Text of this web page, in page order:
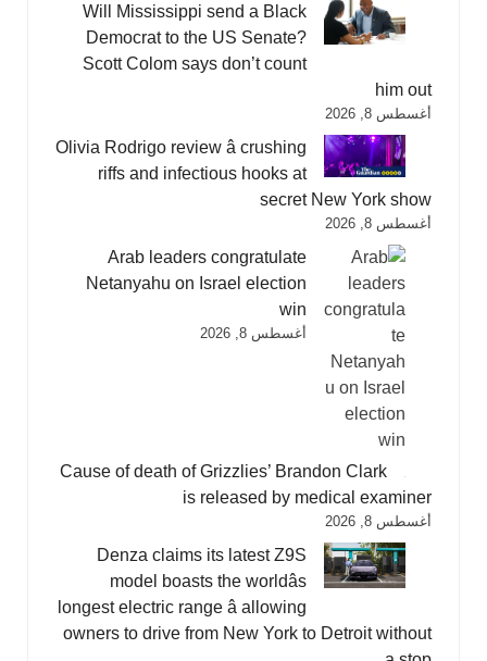
Will Mississippi send a Black
Democrat to the US Senate?
Scott Colom says don’t count
him out
أغسطس 8, 2026
Olivia Rodrigo review â crushing
riffs and infectious hooks at
secret New York show
أغسطس 8, 2026
Arab leaders congratulate
Netanyahu on Israel election
win
أغسطس 8, 2026
Cause of death of Grizzlies’ Brandon Clark
is released by medical examiner
أغسطس 8, 2026
Denza claims its latest Z9S
model boasts the worldâs
longest electric range â allowing
owners to drive from New York to Detroit without